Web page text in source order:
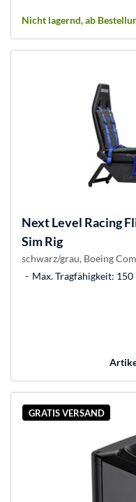
Nicht lagernd, ab
Next Level Racing
Sim Rig
schwarz/grau, Boeing
Max. Tragfähigkeit: 150
GRATIS VERSAND